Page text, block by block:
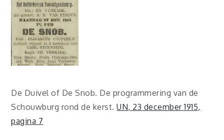
De Duivel of De Snob. De programmering van de
Schouwburg rond de kerst.UN, 23 december 1915,
pagina 7